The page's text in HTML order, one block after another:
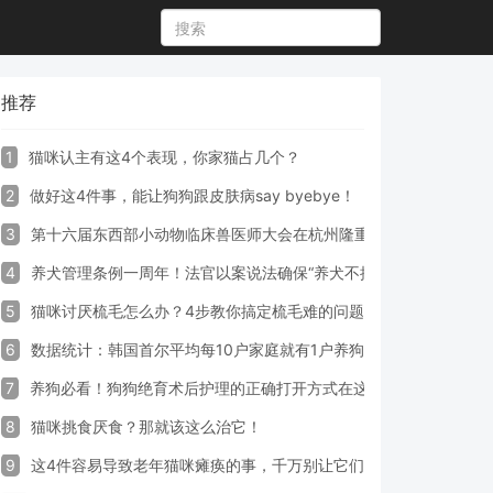
推荐
1 猫咪认主有这4个表现，你家猫占几个？
2 做好这4件事，能让狗狗跟皮肤病say byebye！
3 第十六届东西部小动物临床兽医师大会在杭州隆重开幕
4 养犬管理条例一周年！法官以案说法确保“养犬不掉链”
5 猫咪讨厌梳毛怎么办？4步教你搞定梳毛难的问题！
6 数据统计：韩国首尔平均每10户家庭就有1户养狗
7 养狗必看！狗狗绝育术后护理的正确打开方式在这里
8 猫咪挑食厌食？那就该这么治它！
9 这4件容易导致老年猫咪瘫痪的事，千万别让它们做！